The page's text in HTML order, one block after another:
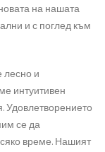
на нашата
и с поглед към
лесно и
интуитивен
Удовлетворението
се да
време. Нашият